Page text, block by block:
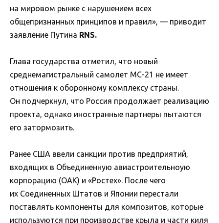
на мировом рынке с нарушением всех
общепризнанных принципов и правил», — приводит
заявление Путина RNS.
Глава государства отметил, что новый
среднемагистральный самолет МС-21 не имеет
отношения к оборонному комплексу страны.
Он подчеркнул, что Россия продолжает реализацию
проекта, однако иностранные партнеры пытаются
его затормозить.
Ранее США ввели санкции против предприятий,
входящих в Объединенную авиастроительноую
корпорацию (ОАК) и «Ростех». После чего
их Соединенных Штатов и Японии перестали
поставлять компоненты для композитов, которые
используются при производстве крыла и части киля